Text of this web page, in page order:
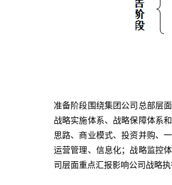
准备阶段围绕集团公司总部层
战略实施体系、战略保障体系
思路、商业模式、投资并购、
运营管理、信息化；战略监控
司层面重点汇报影响公司战略